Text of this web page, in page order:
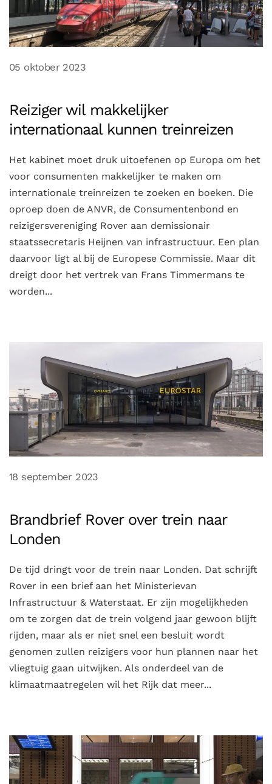
05 oktober 2023
Reiziger wil makkelijker
internationaal kunnen treinreizen
Het kabinet moet druk uitoefenen op Europa om het
voor consumenten makkelijker te maken om
internationale treinreizen te zoeken en boeken. Die
oproep doen de ANVR, de Consumentenbond en
reizigersvereniging Rover aan demissionair
staatssecretaris Heijnen van infrastructuur. Een plan
daarvoor ligt al bij de Europese Commissie. Maar dit
dreigt door het vertrek van Frans Timmermans te
worden...
18 september 2023
Brandbrief Rover over trein naar
Londen
De tijd dringt voor de trein naar Londen. Dat schrijft
Rover in een brief aan het Ministerievan
Infrastructuur & Waterstaat. Er zijn mogelijkheden
om te zorgen dat de trein volgend jaar gewoon blijft
rijden, maar als er niet snel een besluit wordt
genomen zullen reizigers voor hun plannen naar het
vliegtuig gaan uitwijken. Als onderdeel van de
klimaatmaatregelen wil het Rijk dat meer...